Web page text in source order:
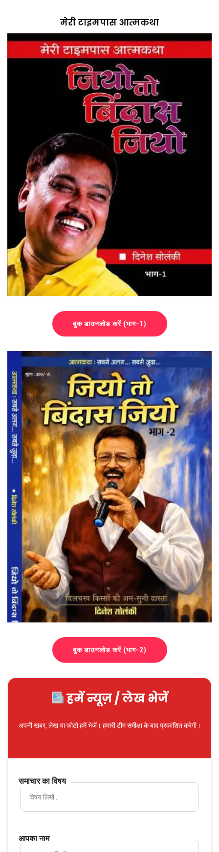
मेरी टाइमपास आत्मकथा
बुक डाउनलोड करें (भाग-1)
बुक डाउनलोड करें (भाग-2)
हमें न्यूज़ / लेख भेजें
अपनी खबर, लेख या फोटो हमें भेजें। हमारी टीम समीक्षा के बाद प्रकाशित करेगी।
समाचार का विषय
आपका नाम